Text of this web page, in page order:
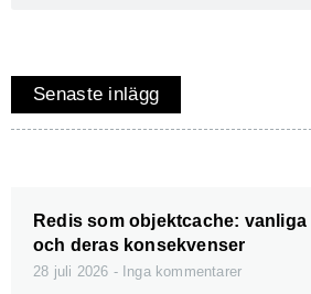
Senaste inlägg
Redis som objektcache:
och deras konsekvenser
28 juli 2026 Inga kommentarer